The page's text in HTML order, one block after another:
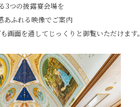
3つの披露宴会場を
あふれる映像でご案内
画面を通してじっくりと御覧いただけます。